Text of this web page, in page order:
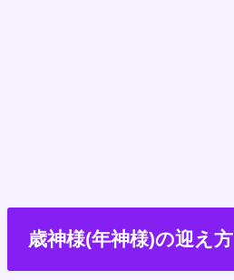
歳神様(年神様)の迎え方